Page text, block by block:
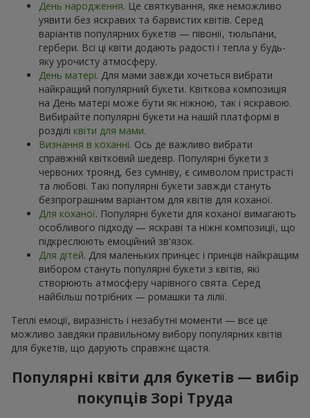
День народження. Це святкування, яке неможливо
уявити без яскравих та барвистих квітів. Серед
варіантів популярних букетів — півонії, тюльпани,
гербери. Всі ці квіти додають радості і тепла у будь-
яку урочисту атмосферу.
День матері. Для мами завжди хочеться вибрати
найкращий популярний букети. Квіткова композиція
на День матері може бути як ніжною, так і яскравою.
Вибирайте популярні букети на нашій платформі в
розділі квіти для мами.
Визнання в коханні. Ось де важливо вибрати
справжній квітковий шедевр. Популярні букети з
червоних троянд, без сумніву, є символом пристрасті
та любові. Такі популярні букети завжди стануть
безпрограшним варіантом для квітів для коханої.
Для коханої. Популярні букети для коханої вимагають
особливого підходу — яскраві та ніжні композиції, що
підкреслюють емоційний зв'язок.
Для дітей. Для маленьких принцес і принців найкращим
вибором стануть популярні букети з квітів, які
створюють атмосферу чарівного свята. Серед
найбільш потрібних — ромашки та лілії.
Теплі емоції, виразність і незабутні моменти — все це
можливо завдяки правильному вибору популярних квітів
для букетів, що дарують справжнє щастя.
Популярні квіти для букетів — вибір
покупців Зорі Труда